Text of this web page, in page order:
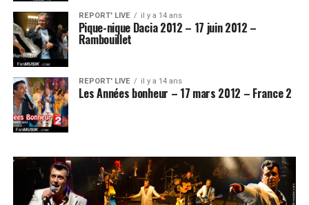
REPORT' LIVE il y a 14 ans
Pique-nique Dacia 2012 – 17 juin 2012 –
Rambouillet
REPORT' LIVE il y a 14 ans
Les Années bonheur – 17 mars 2012 – France 2